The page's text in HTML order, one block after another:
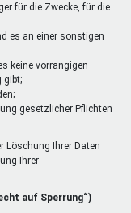
für die Zwecke, für die
es an einer sonstigen
keine vorrangigen
gibt;
gesetzlicher Pflichten
Löschung Ihrer Daten
Ihrer
auf Sperrung“)